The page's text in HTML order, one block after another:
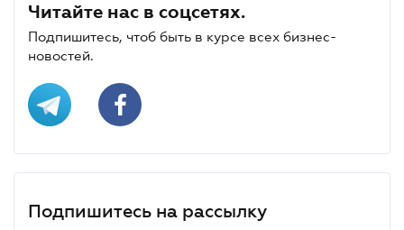
Читайте нас в соцсетях.
Подпишитесь, чтоб быть в курсе всех бизнес-
новостей.
Подпишитесь на рассылку